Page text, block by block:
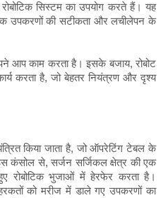
सिस्टम का उपयोग करते हैं। यह
उपकरणों की सटीकता और लचीलेपन के
आप काम करता है। इसके बजाय, रोबोट
करता है, जो बेहतर नियंत्रण और दृश्य
किया जाता है, जो ऑपरेटिंग टेबल के
कंसोल से, सर्जन सर्जिकल क्षेत्र की एक
रोबोटिक भुजाओं में हेरफेर करता है।
को मरीज में डाले गए उपकरणों का